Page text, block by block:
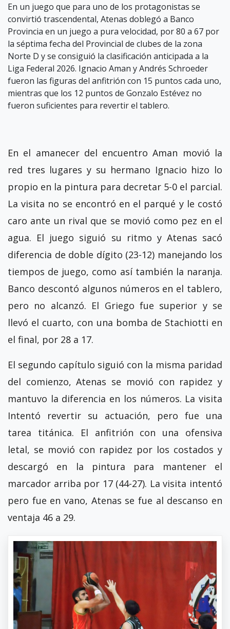
En un juego que para uno de los protagonistas se
convirtió trascendental, Atenas doblegó a Banco
Provincia en un juego a pura velocidad, por 80 a 67 por
la séptima fecha del Provincial de clubes de la zona
Norte D y se consiguió la clasificación anticipada a la
Liga Federal 2026. Ignacio Aman y Andrés Schroeder
fueron las figuras del anfitrión con 15 puntos cada uno,
mientras que los 12 puntos de Gonzalo Estévez no
fueron suficientes para revertir el tablero.
En el amanecer del encuentro Aman movió la
red tres lugares y su hermano Ignacio hizo lo
propio en la pintura para decretar 5-0 el parcial.
La visita no se encontró en el parqué y le costó
caro ante un rival que se movió como pez en el
agua. El juego siguió su ritmo y Atenas sacó
diferencia de doble dígito (23-12) manejando los
tiempos de juego, como así también la naranja.
Banco descontó algunos números en el tablero,
pero no alcanzó. El Griego fue superior y se
llevó el cuarto, con una bomba de Stachiotti en
el final, por 28 a 17.
El segundo capítulo siguió con la misma paridad
del comienzo, Atenas se movió con rapidez y
mantuvo la diferencia en los números. La visita
Intentó revertir su actuación, pero fue una
tarea titánica. El anfitrión con una ofensiva
letal, se movió con rapidez por los costados y
descargó en la pintura para mantener el
marcador arriba por 17 (44-27). La visita intentó
pero fue en vano, Atenas se fue al descanso en
ventaja 46 a 29.